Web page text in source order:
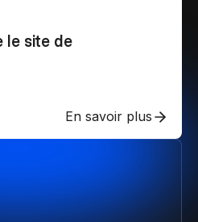
le site de
En savoir plus